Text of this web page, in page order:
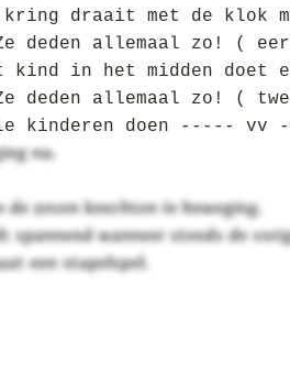
kring draait met de klok
deden allemaal zo! (
kind in het midden doet
deden allemaal zo! (
kinderen doen ----- vv
na.
de zeven knechten in beweging.
spannend wanneer steeds de
een stapelspel.